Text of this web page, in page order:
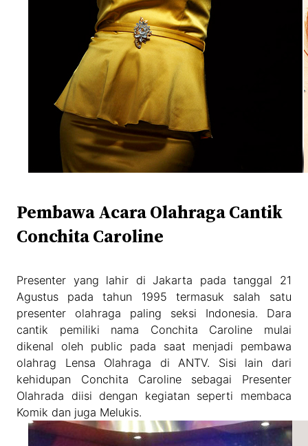
Pembawa Acara Olahraga Cantik
Conchita Caroline
Presenter yang lahir di Jakarta pada tanggal 21
Agustus pada tahun 1995 termasuk salah satu
presenter olahraga paling seksi Indonesia. Dara
cantik pemiliki nama Conchita Caroline mulai
dikenal oleh public pada saat menjadi pembawa
olahrag Lensa Olahraga di ANTV. Sisi lain dari
kehidupan Conchita Caroline sebagai Presenter
Olahrada diisi dengan kegiatan seperti membaca
Komik dan juga Melukis.